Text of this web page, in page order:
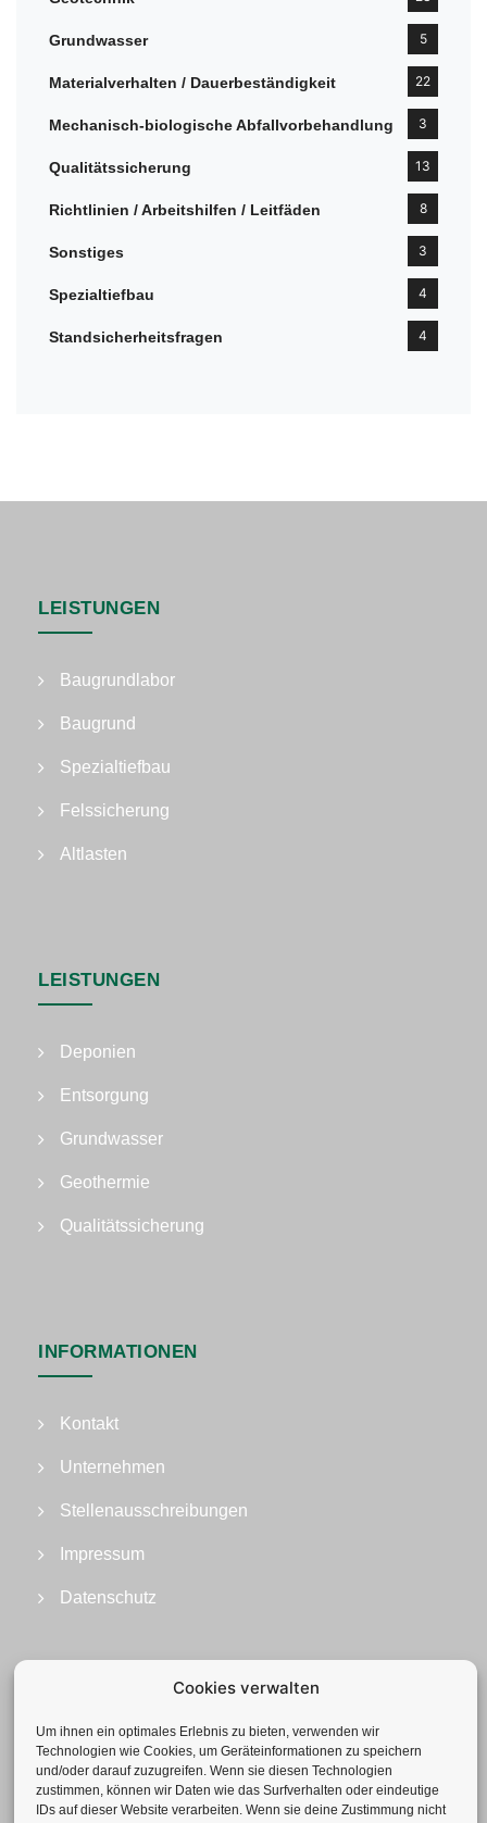
Cookies verwalten
Um ihnen ein optimales Erlebnis zu bieten, verwenden wir
Technologien wie Cookies, um Geräteinformationen zu speichern
und/oder darauf zuzugreifen. Wenn sie diesen Technologien
zustimmen, können wir Daten wie das Surfverhalten oder eindeutige
IDs auf dieser Website verarbeiten. Wenn sie deine Zustimmung nicht
Grundwasser 5
Materialverhalten / Dauerbeständigkeit 22
Mechanisch-biologische Abfallvorbehandlung 3
Qualitätssicherung 13
Richtlinien / Arbeitshilfen / Leitfäden 8
Sonstiges 3
Spezialtiefbau 4
Standsicherheitsfragen 4
LEISTUNGEN
Baugrundlabor
Baugrund
Spezialtiefbau
Felssicherung
Altlasten
LEISTUNGEN
Deponien
Entsorgung
Grundwasser
Geothermie
Qualitätssicherung
INFORMATIONEN
Kontakt
Unternehmen
Stellenausschreibungen
Impressum
Datenschutz